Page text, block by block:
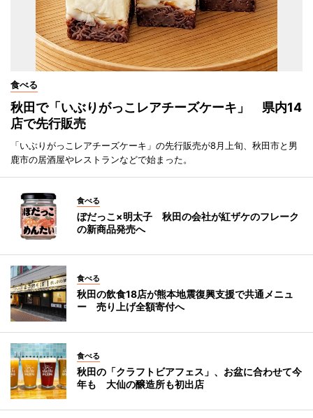
食べる
秋田で「いぶりがっこレアチーズケーキ」 県内14
店で先行販売
「いぶりがっこレアチーズケーキ」の先行販売が8月上旬、秋田市と男
鹿市の居酒屋やレストランなどで始まった。
食べる
ぼだっこ×明太子 秋田の会社が紅ザケのフレーク
の新商品発売へ
食べる
秋田の飲食18店が熊本地震復興支援で共通メニュ
ー 売り上げ全額寄付へ
食べる
秋田の「クラフトビアフェス」、お盆に合わせて今
年も 大仙の醸造所も初出店